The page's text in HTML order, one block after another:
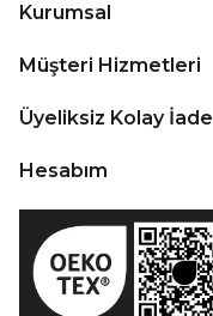
Kurumsal
Müşteri Hizmetleri
Üyeliksiz Kolay İade
Hesabım